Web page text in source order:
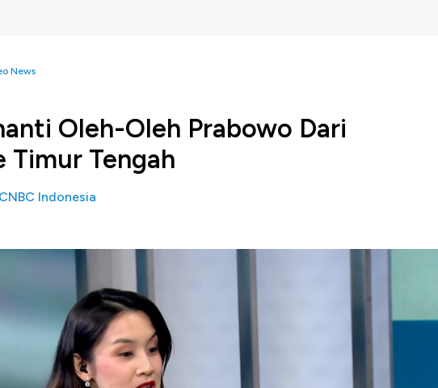
News
Oleh-Oleh Prabowo Dari
Timur Tengah
CNBC Indonesia
-Editor's View CNBC Indonesia menyoroti soal kunjungan Presiden
Dalam kunjungan tersebut, Presiden Prabowo membawa sejumlah misi
konflik Gaza hingga investasi di Indonesia.
Safrina Nasution bersama Managing Editor CNBC Indonesia Muhammad
dalam Editor's View di Program Closing Bell CNBC Indonesia, Senin